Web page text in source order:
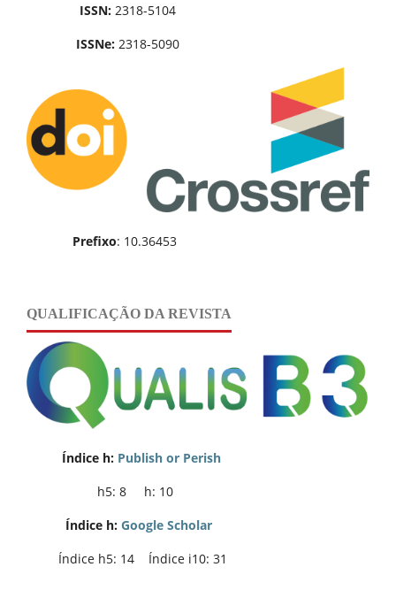
ISSN: 2318-5104
ISSNe: 2318-5090
Prefixo: 10.36453
QUALIFICAÇÃO DA REVISTA
Índice h: Publish or Perish
h5: 8 h: 10
Índice h: Google Scholar
Índice h5: 14 Índice i10: 31